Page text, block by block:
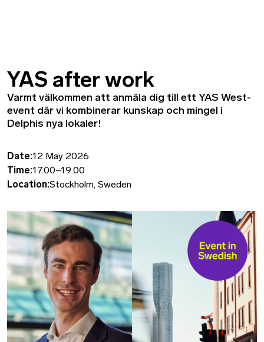
YAS after work
Varmt välkommen att anmäla dig till ett YAS West-
event där vi kombinerar kunskap och mingel i
Delphis nya lokaler!
Date:12 May 2026
Time:17.00–19.00
Location:Stockholm, Sweden